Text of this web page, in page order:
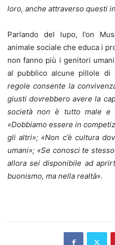
loro, anche attraverso questi
Parlando del lupo, l’on
animale sociale che educa i
non fanno più i genitori
al pubblico alcune pillole di
regole consente la
giusti dovrebbero avere la
società non è tutto male e
«Dobbiamo essere in
gli altri»; «Non c’è cultura
umani»; «Se conosci te
allora sei disponibile ad
buonismo, ma nella realtà».